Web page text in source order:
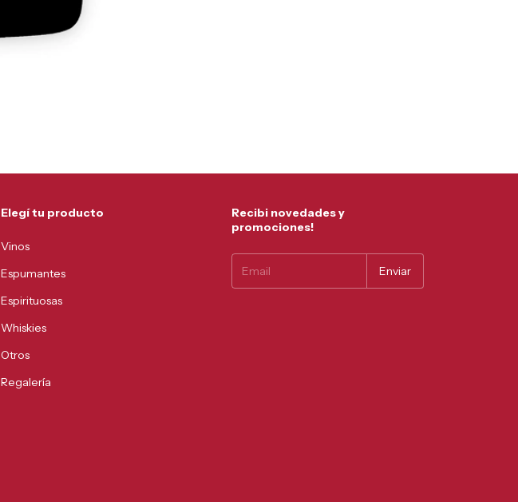
Elegí tu producto
Vinos
Espumantes
Espirituosas
Whiskies
Otros
Regalería
Recibi novedades y
promociones!